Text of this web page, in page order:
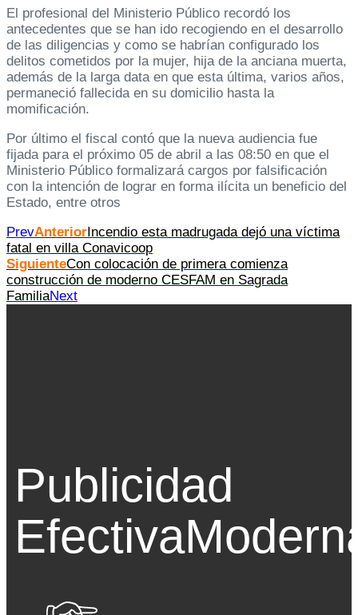
El profesional del Ministerio Público recordó los
antecedentes que se han ido recogiendo en el desarrollo
de las diligencias y como se habrían configurado los
delitos cometidos por la mujer, hija de la anciana muerta,
además de la larga data en que esta última, varios años,
permaneció fallecida en su domicilio hasta la
momificación.
Por último el fiscal contó que la nueva audiencia fue
fijada para el próximo 05 de abril a las 08:50 en que el
Ministerio Público formalizará cargos por falsificación
con la intención de lograr en forma ilícita un beneficio del
Estado, entre otros
PrevAnteriorIncendio esta madrugada dejó una víctima
fatal en villa Conavicoop
SiguienteCon colocación de primera comienza
construcción de moderno CESFAM en Sagrada
FamiliaNext
Publicidad
Efectiva